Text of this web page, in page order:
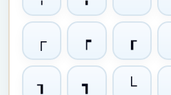
┌ ┍ ┎
┒ ┓ └